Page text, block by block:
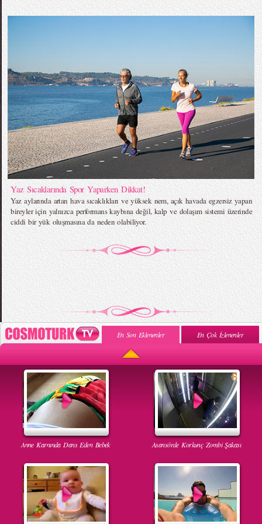
Yaz Sıcaklarında Spor Yaparken Dikkat!
Yaz aylarında artan hava sıcaklıkları ve yüksek nem, açık havada egzersiz yapan
bireyler için yalnızca performans kaybına değil, kalp ve dolaşım sistemi üzerinde
ciddi bir yük oluşmasına da neden olabiliyor.
En Son Eklenenler En Çok İzlenenler
Anne Karnında Dans Eden Bebek Asansörde Korkunç Zombi Şakası